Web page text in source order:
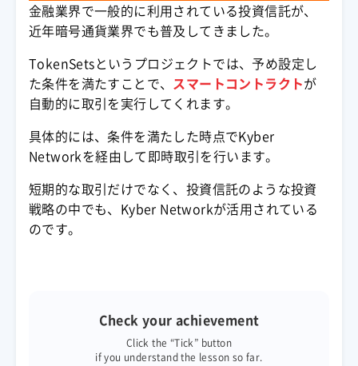
金融業界で一般的に利用されている投資信託が、
近年暗号通貨業界でも普及してきました。
TokenSetsというプロジェクトでは、予め設定し
た条件を満たすことで、 スマートコントラクトが
自動的に取引を実行してくれます。
具体的には、条件を満たした時点でKyber
Networkを経由して即時取引を行います。
短期的な取引だけでなく、投資信託のような投資
戦略の中でも、Kyber Networkが活用されている
のです。
Check your achievement
Click the “Tick” button
if you understand the lesson so far.